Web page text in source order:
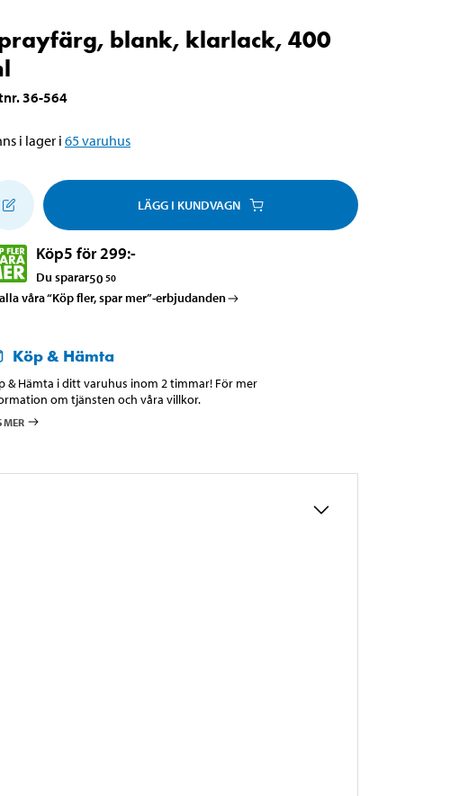
blank, klarlack, 400
.36-564
i lager i 65varuhus
LÄGG I KUNDVAGN
Köp5 för 299:-
Du sparar50 50
våra “Köp fler, spar mer”-erbjudanden
Köp & Hämta
& Hämta i ditt varuhus inom 2 timmar! För mer
om tjänsten och våra villkor.
MER